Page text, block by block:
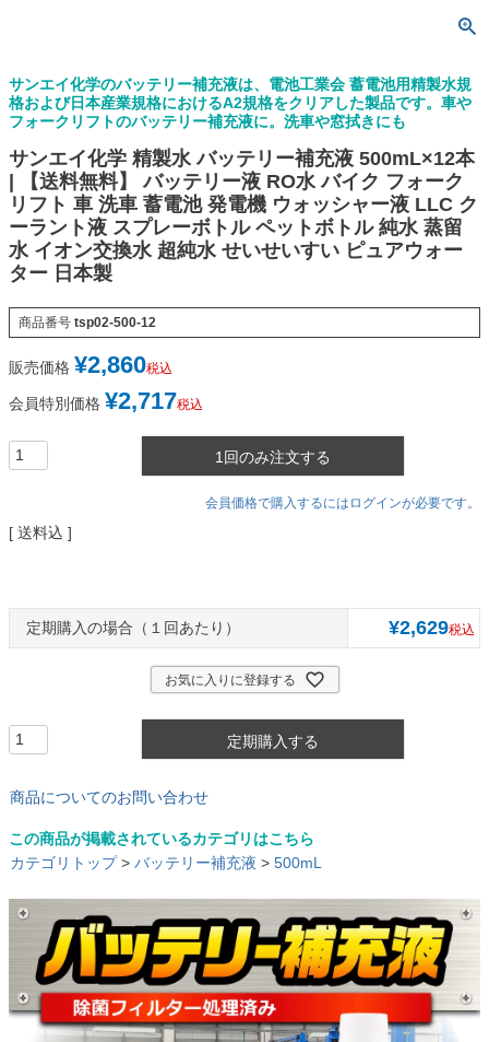
サンエイ化学のバッテリー補充液は、電池工業会 蓄電池用精製水規
格および日本産業規格におけるA2規格をクリアした製品です。車や
フォークリフトのバッテリー補充液に。洗車や窓拭きにも
サンエイ化学 精製水 バッテリー補充液 500mL×12本
| 【送料無料】 バッテリー液 RO水 バイク フォーク
リフト 車 洗車 蓄電池 発電機 ウォッシャー液 LLC ク
ーラント液 スプレーボトル ペットボトル 純水 蒸留
水 イオン交換水 超純水 せいせいすい ピュアウォー
ター 日本製
商品番号 tsp02-500-12
販売価格 ¥2,860税込
会員特別価格 ¥2,717税込
1回のみ注文する
会員価格で購入するにはログインが必要です。
送料込
１回あたり ¥2,629税込
お気に入りに登録する
定期購入する
商品についてのお問い合わせ
この商品が掲載されているカテゴリはこちら
カテゴリトップ> バッテリー補充液 > 500mL